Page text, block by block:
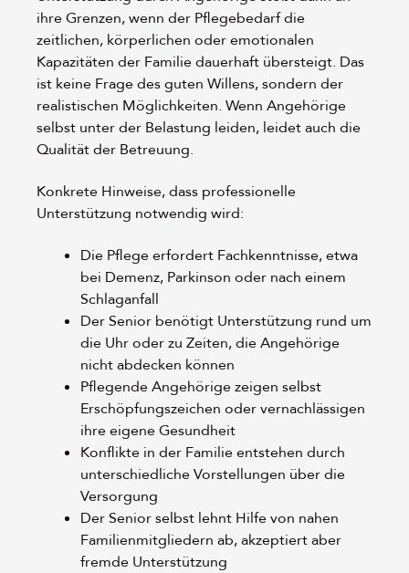
ihre Grenzen, wenn der Pflegebedarf die
zeitlichen, körperlichen oder emotionalen
Kapazitäten der Familie dauerhaft übersteigt. Das
ist keine Frage des guten Willens, sondern der
realistischen Möglichkeiten. Wenn Angehörige
selbst unter der Belastung leiden, leidet auch die
Qualität der Betreuung.
Konkrete Hinweise, dass professionelle
Unterstützung notwendig wird:
Die Pflege erfordert Fachkenntnisse, etwa
bei Demenz, Parkinson oder nach einem
Schlaganfall
Der Senior benötigt Unterstützung rund um
die Uhr oder zu Zeiten, die Angehörige
nicht abdecken können
Pflegende Angehörige zeigen selbst
Erschöpfungszeichen oder vernachlässigen
ihre eigene Gesundheit
Konflikte in der Familie entstehen durch
unterschiedliche Vorstellungen über die
Versorgung
Der Senior selbst lehnt Hilfe von nahen
Familienmitgliedern ab, akzeptiert aber
fremde Unterstützung